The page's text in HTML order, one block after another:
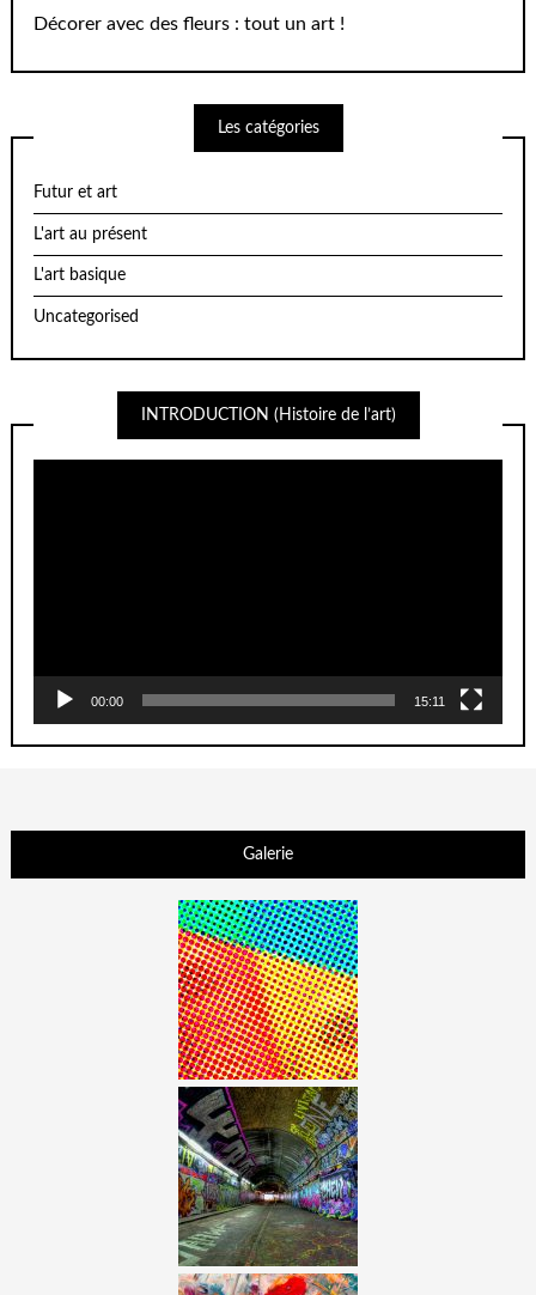
Décorer avec des fleurs : tout un art !
Les catégories
Futur et art
L'art au présent
L'art basique
Uncategorised
INTRODUCTION (Histoire de l’art)
00:00 15:11
Galerie